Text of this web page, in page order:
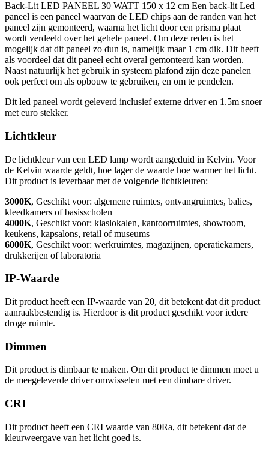
Back-Lit LED PANEEL 30 WATT 150 x 12 cm Een back-lit Led
paneel is een paneel waarvan de LED chips aan de randen van het
paneel zijn gemonteerd, waarna het licht door een prisma plaat
wordt verdeeld over het gehele paneel. Om deze reden is het
mogelijk dat dit paneel zo dun is, namelijk maar 1 cm dik. Dit heeft
als voordeel dat dit paneel echt overal gemonteerd kan worden.
Naast natuurlijk het gebruik in systeem plafond zijn deze panelen
ook perfect om als opbouw te gebruiken, en om te pendelen.
Dit led paneel wordt geleverd inclusief externe driver en 1.5m snoer
met euro stekker.
Lichtkleur
De lichtkleur van een LED lamp wordt aangeduid in Kelvin. Voor
de Kelvin waarde geldt, hoe lager de waarde hoe warmer het licht.
Dit product is leverbaar met de volgende lichtkleuren:
3000K, Geschikt voor: algemene ruimtes, ontvangruimtes, balies,
kleedkamers of basisscholen
4000K, Geschikt voor: klaslokalen, kantoorruimtes, showroom,
keukens, kapsalons, retail of museums
6000K, Geschikt voor: werkruimtes, magazijnen, operatiekamers,
drukkerijen of laboratoria
IP-Waarde
Dit product heeft een IP-waarde van 20, dit betekent dat dit product
aanraakbestendig is. Hierdoor is dit product geschikt voor iedere
droge ruimte.
Dimmen
Dit product is dimbaar te maken. Om dit product te dimmen moet u
de meegeleverde driver omwisselen met een dimbare driver.
CRI
Dit product heeft een CRI waarde van 80Ra, dit betekent dat de
kleurweergave van het licht goed is.